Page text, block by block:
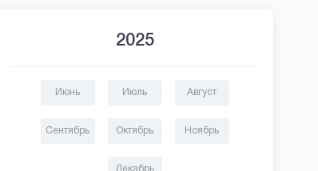
2025
Июнь Июль Август
Сентябрь Октябрь Ноябрь
Декабрь